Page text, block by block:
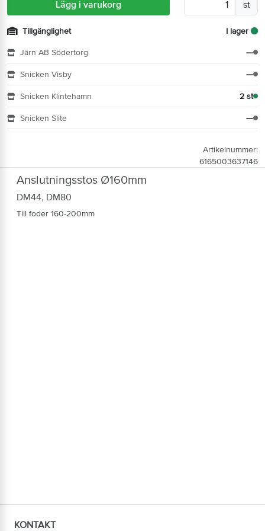
Anslutningsstos Ø160mm
DM44, DM80
Till foder 160-200mm
Lägg i varukorg st
Tillgänglighet I lager
Järn AB Södertorg —
Snicken Visby —
Snicken Klintehamn 2 st
Snicken Slite —
Artikelnummer:
6165003637146
KONTAKT